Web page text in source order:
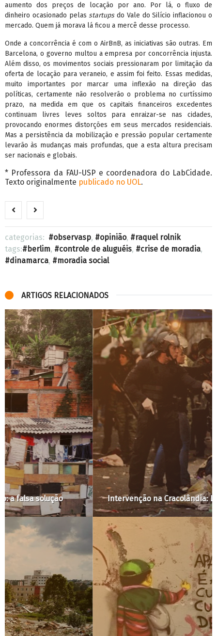
aumento dos preços de locação por ano. Por lá, o fluxo de
dinheiro ocasionado pelasstartupsdo Vale do Silício inflacionou o
mercado. Quem já morava lá ficou a mercê desse processo.
Onde a concorrência é com o AirBnB, as iniciativas são outras. Em
Barcelona, o governo multou a empresa por concorrência injusta.
Além disso, os movimentos sociais pressionaram por limitação da
oferta de locação para veraneio, e assim foi feito. Essas medidas,
muito importantes por marcar uma inflexão na direção das
políticas, certamente não resolverão o problema no curtíssimo
prazo, na medida em que os capitais financeiros excedentes
continuam livres leves soltos para enraizar-se nas cidades,
provocando enormes distorções em seus mercados residenciais.
Mas a persistência da mobilização e pressão popular certamente
levarão às mudanças mais profundas, que a esta altura precisam
ser nacionais e globais.
* Professora da FAU-USP e coordenadora do LabCidade.
Texto originalmente publicado no UOL.
categorias: observasp, opinião,
raquel rolnik
tags:
berlim, controle de aluguéis, crise de moradia,
dinamarca, moradia social
ARTIGOS RELACIONADOS
Intervenção na Cracolândia: Luz para quem?